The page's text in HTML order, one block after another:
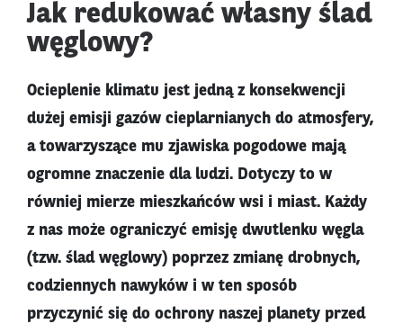
Jak redukować własny ślad
węglowy?
Ocieplenie klimatu jest jedną z konsekwencji
dużej emisji gazów cieplarnianych do atmosfery,
a towarzyszące mu zjawiska pogodowe mają
ogromne znaczenie dla ludzi. Dotyczy to w
równiej mierze mieszkańców wsi i miast. Każdy
z nas może ograniczyć emisję dwutlenku węgla
(tzw. ślad węglowy) poprzez zmianę drobnych,
codziennych nawyków i w ten sposób
przyczynić się do ochrony naszej planety przed